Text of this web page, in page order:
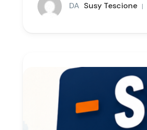
DA Susy Tescione